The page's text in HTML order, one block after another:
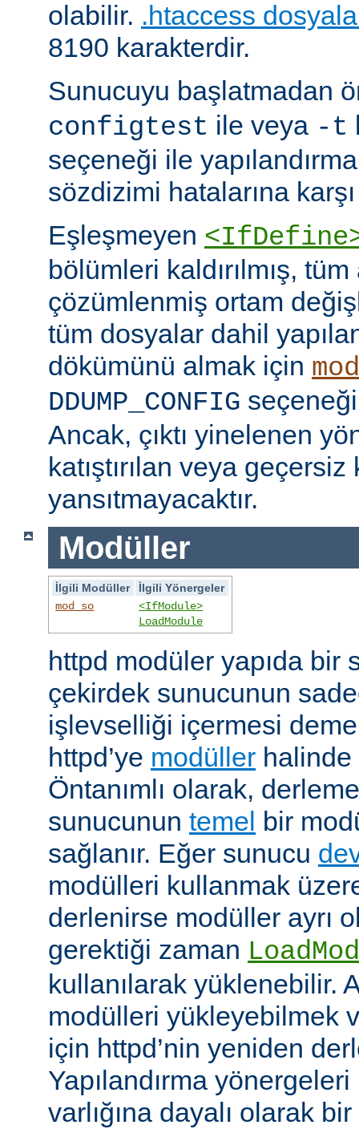
olabilir. .htaccess
8190 karakterdir.
Sunucuyu başlatmadan
configtest ile veya -t
seçeneği ile yapılandırma
sözdizimi hatalarına
Eşleşmeyen
bölümleri kaldırılmış,
çözümlenmiş ortam
tüm dosyalar dahil
dökümünü almak için
DDUMP_CONFIG
Ancak, çıktı yinelenen
katıştırılan veya geçersiz
yansıtmayacaktır.
Modüller
İlgili Modüller
İlgili Yönergeler
mod_so
<IfModule>
LoadModule
httpd modüler yapıda bir
çekirdek sunucunun
işlevselliği içermesi
httpd’ye modüller
Öntanımlı olarak,
sunucunun temel
bir
sağlanır. Eğer sunucu
modülleri kullanmak
derlenirse modüller ayrı
gerektiği zaman
kullanılarak yüklenebilir.
modülleri yükleyebilmek
için httpd’nin yeniden
Yapılandırma
varlığına dayalı olarak bir